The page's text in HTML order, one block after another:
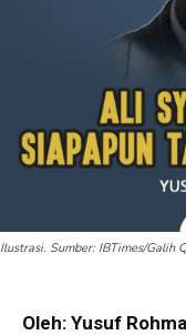
Ilustrasi. Sumber: IBTimes/Galih
Oleh: Yusuf